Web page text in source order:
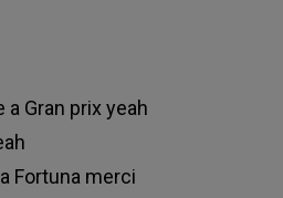
Grаn рrіх уеаh
Fоrtunа mеrсі